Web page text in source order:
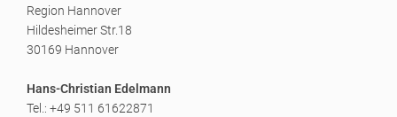
Region Hannover
Hildesheimer Str.18
30169 Hannover
Hans-Christian Edelmann
Tel.: +49 511 61622871